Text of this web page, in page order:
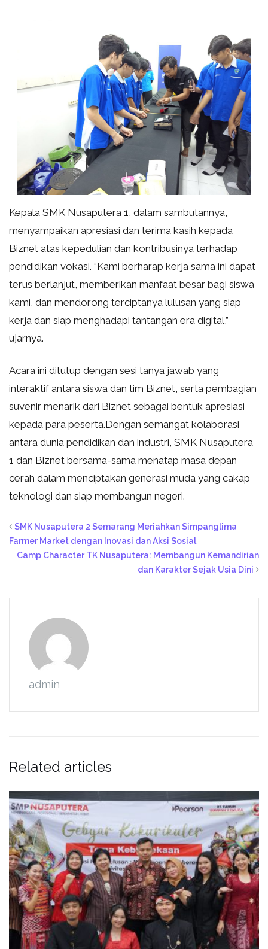
Kepala SMK Nusaputera 1, dalam sambutannya,
menyampaikan apresiasi dan terima kasih kepada
Biznet atas kepedulian dan kontribusinya terhadap
pendidikan vokasi. “Kami berharap kerja sama ini dapat
terus berlanjut, memberikan manfaat besar bagi siswa
kami, dan mendorong terciptanya lulusan yang siap
kerja dan siap menghadapi tantangan era digital,”
ujarnya.
Acara ini ditutup dengan sesi tanya jawab yang
interaktif antara siswa dan tim Biznet, serta pembagian
suvenir menarik dari Biznet sebagai bentuk apresiasi
kepada para peserta.Dengan semangat kolaborasi
antara dunia pendidikan dan industri, SMK Nusaputera
1 dan Biznet bersama-sama menatap masa depan
cerah dalam menciptakan generasi muda yang cakap
teknologi dan siap membangun negeri.
SMK Nusaputera 2 Semarang Meriahkan Simpanglima
Farmer Market dengan Inovasi dan Aksi Sosial
Camp Character TK Nusaputera: Membangun Kemandirian
dan Karakter Sejak Usia Dini
admin
Related articles